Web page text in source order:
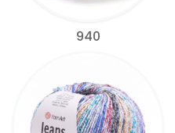
940